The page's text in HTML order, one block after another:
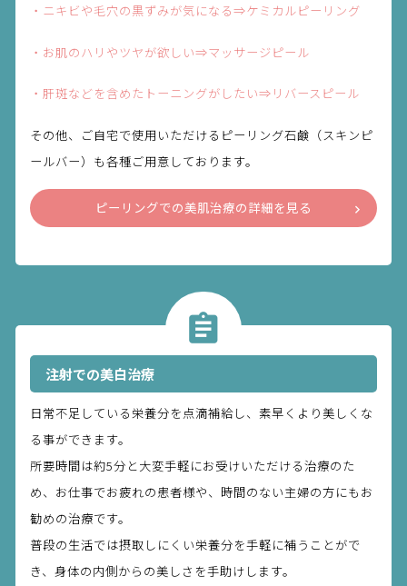
・ニキビや毛穴の黒ずみが気になる⇒ケミカルピーリング
・お肌のハリやツヤが欲しい⇒マッサージピール
・肝斑などを含めたトーニングがしたい⇒リバースピール
その他、ご自宅で使用いただけるピーリング石鹸（スキンピ
ールバー）も各種ご用意しております。
ピーリングでの美肌治療の詳細を見る
注射での美白治療
日常不足している栄養分を点滴補給し、素早くより美しくな
る事ができます。
所要時間は約5分と大変手軽にお受けいただける治療のた
め、お仕事でお疲れの患者様や、時間のない主婦の方にもお
勧めの治療です。
普段の生活では摂取しにくい栄養分を手軽に補うことがで
き、身体の内側からの美しさを手助けします。